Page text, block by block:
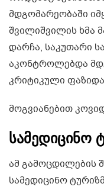
მდგომარეობაში
შვილიშვილის ხმა
დარჩა, საკუთარი
აკონტროლებდა
კრიტიკული
მოგვიანებით
სამედიცინო
ამ გამოცდილების
სამედიცინო